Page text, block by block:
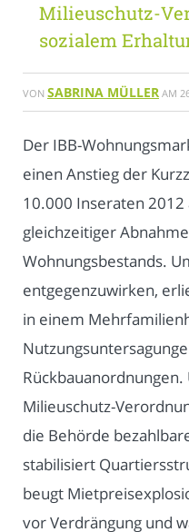
Milieuschutz-
sozialem
VON SABRINA MÜLLER AM
Der IBB-
einen Anstieg der
10.000 Inseraten
gleichzeitiger
Wohnungsbestands.
entgegenzuwirken,
in einem
Milieuschutz-
die Behörde
stabilisiert
beugt
vor Verdrängung und